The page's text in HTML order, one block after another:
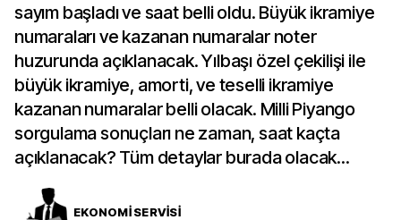
sayım başladı ve saat belli oldu. Büyük ikramiye
numaraları ve kazanan numaralar noter
huzurunda açıklanacak. Yılbaşı özel çekilişi ile
büyük ikramiye, amorti, ve teselli ikramiye
kazanan numaralar belli olacak. Milli Piyango
sorgulama sonuçları ne zaman, saat kaçta
açıklanacak? Tüm detaylar burada olacak...
EKONOMİ SERVİSİ